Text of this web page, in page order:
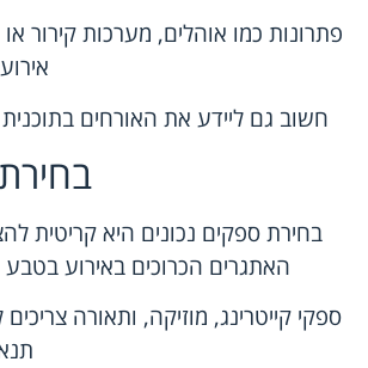
פתרונות כמו אוהלים, מערכות קירור
חשוב גם ליידע את האורחים בתוכנית
בחירת ספקים נכונים היא קריטית
האתגרים הכרוכים באירוע
ספקי קייטרינג, מוזיקה, ותאורה